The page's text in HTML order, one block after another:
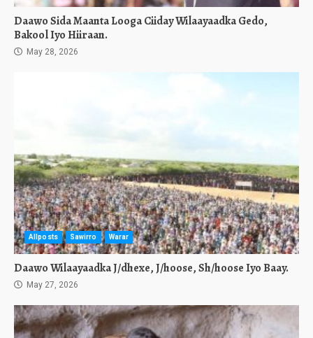
Daawo Sida Maanta Looga Ciiday Wilaayaadka Gedo,
Bakool Iyo Hiiraan.
May 28, 2026
Allposts Sawirro Warar
Daawo Wilaayaadka J/dhexe, J/hoose, Sh/hoose Iyo Baay.
May 27, 2026